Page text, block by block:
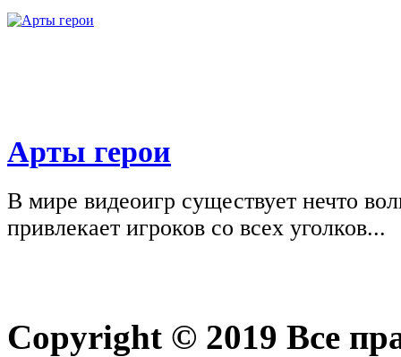
Арты герои
В мире видеоигр существует нечто
привлекает игроков со всех уголков...
Copyright © 2019 Все